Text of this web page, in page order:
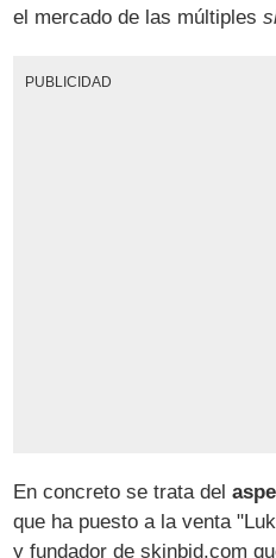
el mercado de las múltiples
PUBLICIDAD
En concreto se trata del
que ha puesto a la venta
y fundador de skinbid.com